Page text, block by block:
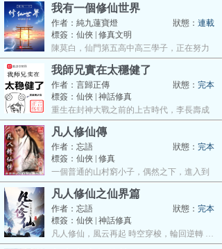
我有一個修仙世界
作者： 純九蓮寶燈 狀態： 連載
標簽：仙俠 | 修真文明
陳莫白，仙門第五高中高三學子，正在努力
復…
我師兄實在太穩健了
作者： 言歸正傳 狀態： 完本
標簽：仙俠 | 神話修真
重生在封神大戰之前的上古時代，李長壽成
了…
凡人修仙傳
作者： 忘語 狀態： 完本
標簽：仙俠 | 修真
一個普通的山村窮小子，偶然之下，進入到
當…
凡人修仙之仙界篇
作者： 忘語 狀態： 完本
標簽：仙俠 | 神話修真
凡人修仙，風云再起 時空穿梭，輪回逆轉 …